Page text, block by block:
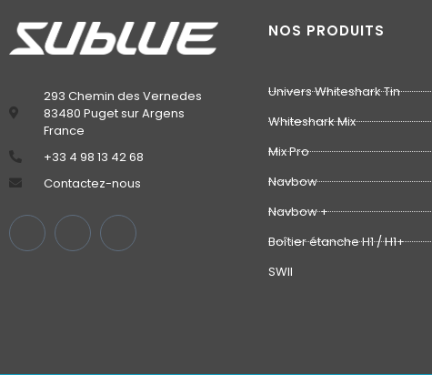
293 Chemin des Vernedes
83480 Puget sur Argens
France
‭+33 4 98 13 42 68‬
Contactez-nous
NOS PRODUITS
Univers Whiteshark Tin
Whiteshark Mix
Mix Pro
Navbow
Navbow +
Boîtier étanche H1 / H1+
SWII